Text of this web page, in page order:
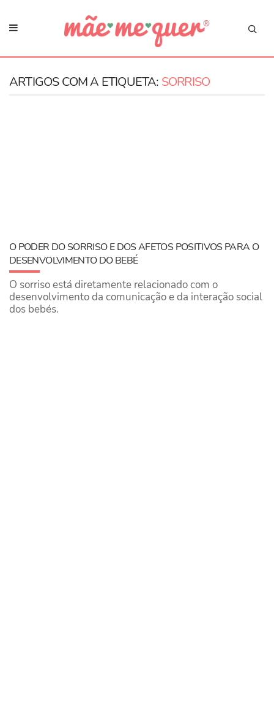
ARTIGOS COM A ETIQUETA: SORRISO
O PODER DO SORRISO E DOS AFETOS POSITIVOS PARA O
DESENVOLVIMENTO DO BEBÉ
O sorriso está diretamente relacionado com o
desenvolvimento da comunicação e da interação social
dos bebés.